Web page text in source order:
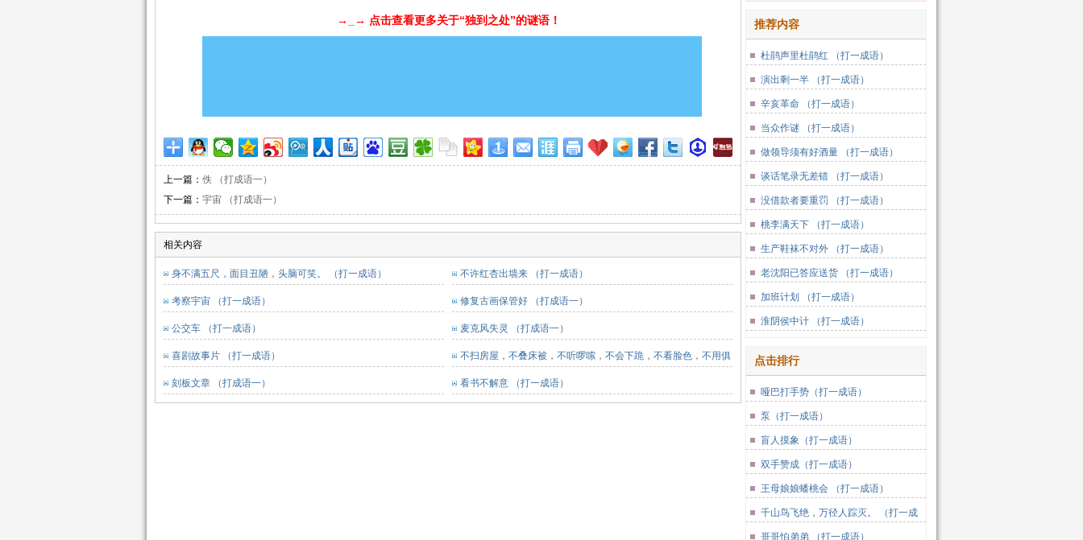
→_→ 点击查看更多关于“独到之处”的谜语！
上一篇： 佚 （打成语一）
下一篇： 宇宙 （打成语一）
相关内容
身不满五尺，面目丑陋，头脑可笑。 （打一成语） 不许红杏出墙来 （打一成语）
考察宇宙 （打一成语） 修复古画保管好 （打成语一）
公交车 （打一成语） 麦克风失灵 （打成语一）
喜剧故事片 （打一成语）
不扫房屋，不叠床被，不听啰嗦，不会下跪，不看脸色，不用俱
内。 （打一成语）
刻板文章 （打成语一） 看书不解意 （打一成语）
推荐内容
杜鹃声里杜鹃红 （打一成语）
演出剩一半 （打一成语）
辛亥革命 （打一成语）
当众作谜 （打一成语）
做领导须有好酒量 （打一成语）
谈话笔录无差错 （打一成语）
没借款者要重罚 （打一成语）
桃李满天下 （打一成语）
生产鞋袜不对外 （打一成语）
老沈阳已答应送货 （打一成语）
加班计划 （打一成语）
淮阴侯中计 （打一成语）
点击排行
哑巴打手势（打一成语）
泵（打一成语）
盲人摸象（打一成语）
双手赞成（打一成语）
王母娘娘蟠桃会 （打一成语）
千山鸟飞绝，万径人踪灭。 （打一成
语）
哥哥怕弟弟 （打一成语）